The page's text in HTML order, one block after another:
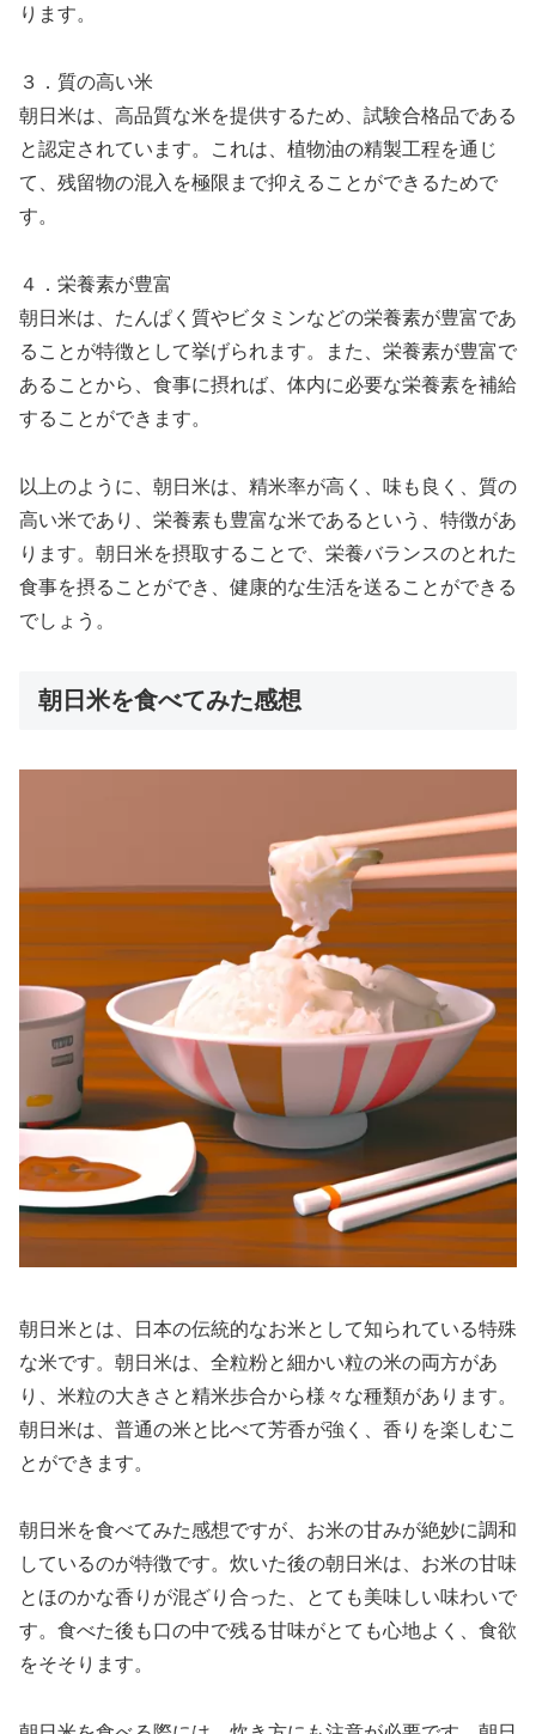
ります。
３．質の高い米
朝日米は、高品質な米を提供するため、試験合格品である
と認定されています。これは、植物油の精製工程を通じ
て、残留物の混入を極限まで抑えることができるためで
す。
４．栄養素が豊富
朝日米は、たんぱく質やビタミンなどの栄養素が豊富であ
ることが特徴として挙げられます。また、栄養素が豊富で
あることから、食事に摂れば、体内に必要な栄養素を補給
することができます。
以上のように、朝日米は、精米率が高く、味も良く、質の
高い米であり、栄養素も豊富な米であるという、特徴があ
ります。朝日米を摂取することで、栄養バランスのとれた
食事を摂ることができ、健康的な生活を送ることができる
でしょう。
朝日米を食べてみた感想
朝日米とは、日本の伝統的なお米として知られている特殊
な米です。朝日米は、全粒粉と細かい粒の米の両方があ
り、米粒の大きさと精米歩合から様々な種類があります。
朝日米は、普通の米と比べて芳香が強く、香りを楽しむこ
とができます。
朝日米を食べてみた感想ですが、お米の甘みが絶妙に調和
しているのが特徴です。炊いた後の朝日米は、お米の甘味
とほのかな香りが混ざり合った、とても美味しい味わいで
す。食べた後も口の中で残る甘味がとても心地よく、食欲
をそそります。